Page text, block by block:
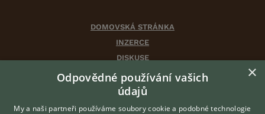
DOMOVSKÁ STRÁNKA
INZERCE
DISKUSE
ČLÁNKY
CHOVATELSKÉ STANICE
×
Odpovědné používání vašich
údajů
My a naši partneři používáme soubory cookie a podobné technologie